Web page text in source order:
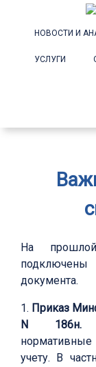
НОВОСТИ И
УСЛУГИ
На
подключены
документа.
1. Приказ
N 186н.
учету. В